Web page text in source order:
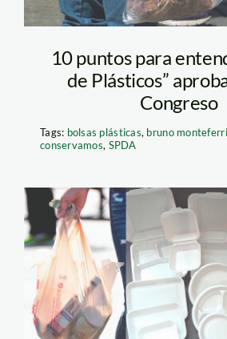
10 puntos para
de Plásticos”
Congreso
Tags: bolsas plásticas, bruno monteferri
conservamos, SPDA
bolsas-
tecnopor